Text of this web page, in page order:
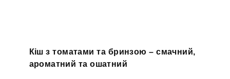
Кіш з томатами та бринзою – смачний,
ароматний та ошатний